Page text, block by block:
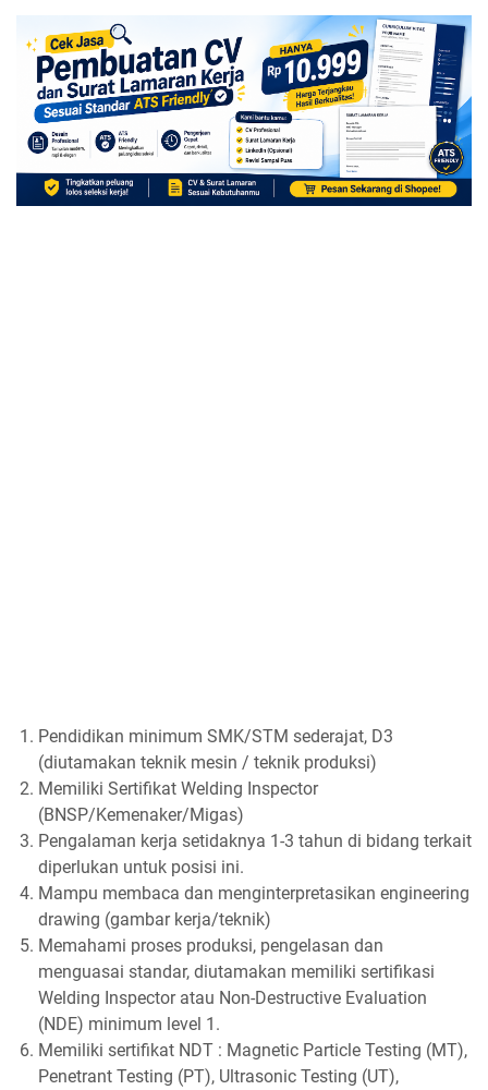
Pendidikan minimum SMK/STM sederajat, D3
(diutamakan teknik mesin / teknik produksi)
Memiliki Sertifikat Welding Inspector
(BNSP/Kemenaker/Migas)
Pengalaman kerja setidaknya 1-3 tahun di bidang terkait
diperlukan untuk posisi ini.
Mampu membaca dan menginterpretasikan engineering
drawing (gambar kerja/teknik)
Memahami proses produksi, pengelasan dan
menguasai standar, diutamakan memiliki sertifikasi
Welding Inspector atau Non-Destructive Evaluation
(NDE) minimum level 1.
Memiliki sertifikat NDT : Magnetic Particle Testing (MT),
Penetrant Testing (PT), Ultrasonic Testing (UT),